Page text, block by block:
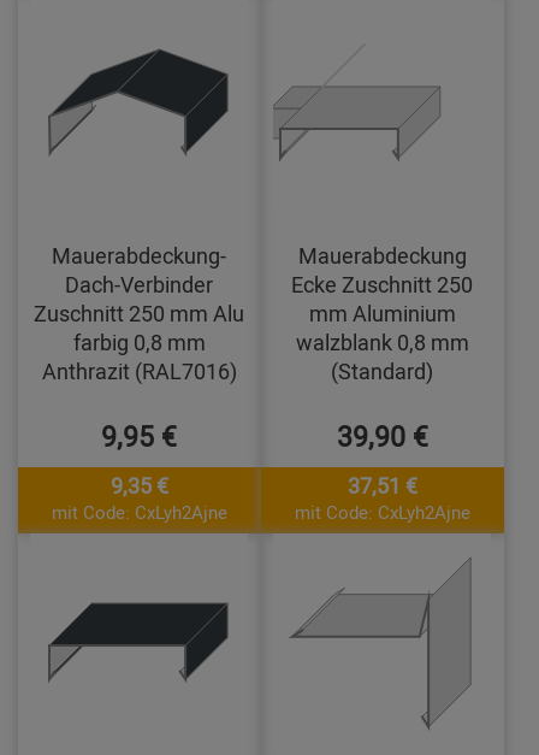
Mauerabdeckung-
Dach-Verbinder
Zuschnitt 250 mm Alu
farbig 0,8 mm
Anthrazit (RAL7016)
9,95 €
9,35 €
mit Code: CxLyh2Ajne
Mauerabdeckung
Ecke Zuschnitt 250
mm Aluminium
walzblank 0,8 mm
(Standard)
39,90 €
37,51 €
mit Code: CxLyh2Ajne